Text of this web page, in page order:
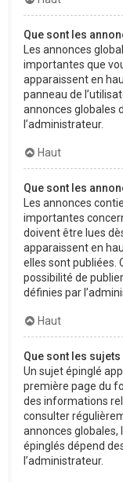
Que sont les
Les annonces
importantes que
apparaissent en
panneau de
annonces globales
l’administrateur.
Haut
Que sont les
Les annonces
importantes
doivent être lues
apparaissent en
elles sont publiées.
possibilité de
définies par
Haut
Que sont les
Un sujet épinglé
première page du
des informations
consulter
annonces globales,
épinglés dépend
l’administrateur.